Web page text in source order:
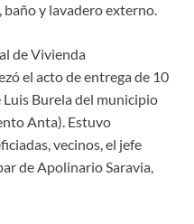
y lavadero externo.
de Vivienda
el acto de entrega de 10
Luis Burela del municipio
Anta). Estuvo
vecinos, el jefe
de Apolinario Saravia,